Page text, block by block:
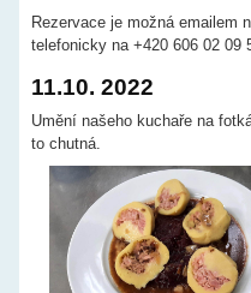
Rezervace je možná emailem
telefonicky na +420 606 02 09
11.10. 2022
Umění našeho kuchaře na
to chutná.